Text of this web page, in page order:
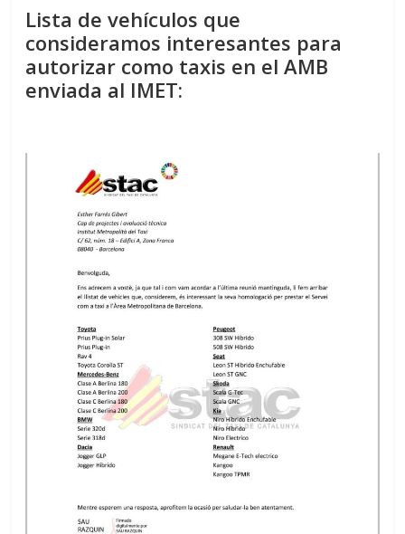
Lista de vehículos que
consideramos interesantes para
autorizar como taxis en el AMB
enviada al IMET: